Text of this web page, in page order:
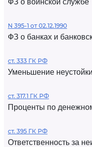
ФЗ о воинской службе
N 395-1 от 02.12.1990
ФЗ о банках и
ст. 333 ГК РФ
Уменьшение неустойки
ст. 317.1 ГК РФ
Проценты по
ст. 395 ГК РФ
Ответственность за